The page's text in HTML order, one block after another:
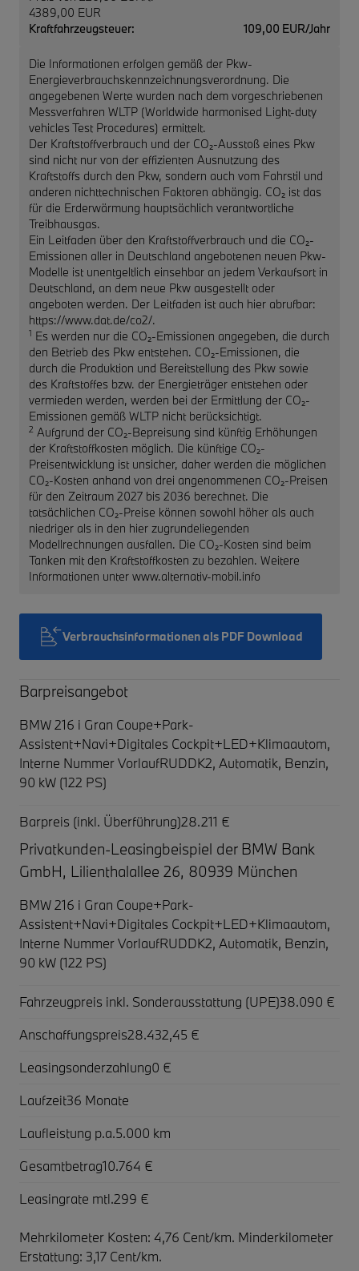
4389,00 EUR
Kraftfahrzeugsteuer:
109,00 EUR/Jahr
Die Informationen erfolgen gemäß der Pkw-
Energieverbrauchskennzeichnungsverordnung. Die
angegebenen Werte wurden nach dem vorgeschriebenen
Messverfahren WLTP (Worldwide harmonised Light-duty
vehicles Test Procedures) ermittelt.
Der Kraftstoffverbrauch und der CO₂-Ausstoß eines Pkw
sind nicht nur von der effizienten Ausnutzung des
Kraftstoffs durch den Pkw, sondern auch vom Fahrstil und
anderen nichttechnischen Faktoren abhängig. CO₂ ist das
für die Erderwärmung hauptsächlich verantwortliche
Treibhausgas.
Ein Leitfaden über den Kraftstoffverbrauch und die CO₂-
Emissionen aller in Deutschland angebotenen neuen Pkw-
Modelle ist unentgeltlich einsehbar an jedem Verkaufsort in
Deutschland, an dem neue Pkw ausgestellt oder
angeboten werden. Der Leitfaden ist auch hier abrufbar:
https://www.dat.de/co2/.
1 Es werden nur die CO₂-Emissionen angegeben, die durch
den Betrieb des Pkw entstehen. CO₂-Emissionen, die
durch die Produktion und Bereitstellung des Pkw sowie
des Kraftstoffes bzw. der Energieträger entstehen oder
vermieden werden, werden bei der Ermittlung der CO₂-
Emissionen gemäß WLTP nicht berücksichtigt.
2 Aufgrund der CO₂-Bepreisung sind künftig Erhöhungen
der Kraftstoffkosten möglich. Die künftige CO₂-
Preisentwicklung ist unsicher, daher werden die möglichen
CO₂-Kosten anhand von drei angenommenen CO₂-Preisen
für den Zeitraum 2027 bis 2036 berechnet. Die
tatsächlichen CO₂-Preise können sowohl höher als auch
niedriger als in den hier zugrundeliegenden
Modellrechnungen ausfallen. Die CO₂-Kosten sind beim
Tanken mit den Kraftstoffkosten zu bezahlen. Weitere
Informationen unter www.alternativ-mobil.info
Verbrauchsinformationen als PDF Download
Barpreisangebot
BMW 216 i Gran Coupe+Park-
Assistent+Navi+Digitales Cockpit+LED+Klimaautom,
Interne Nummer VorlaufRUDDK2, Automatik, Benzin,
90 kW (122 PS)
Barpreis (inkl. Überführung)28.211 €
Privatkunden-Leasingbeispiel der BMW Bank
GmbH, Lilienthalallee 26, 80939 München
BMW 216 i Gran Coupe+Park-
Assistent+Navi+Digitales Cockpit+LED+Klimaautom,
Interne Nummer VorlaufRUDDK2, Automatik, Benzin,
90 kW (122 PS)
Fahrzeugpreis inkl. Sonderausstattung (UPE)38.090 €
Anschaffungspreis28.432,45 €
Leasingsonderzahlung0 €
Laufzeit36 Monate
Laufleistung p.a.5.000 km
Gesamtbetrag10.764 €
Leasingrate mtl.299 €
Mehrkilometer Kosten: 4,76 Cent/km. Minderkilometer
Erstattung: 3,17 Cent/km.